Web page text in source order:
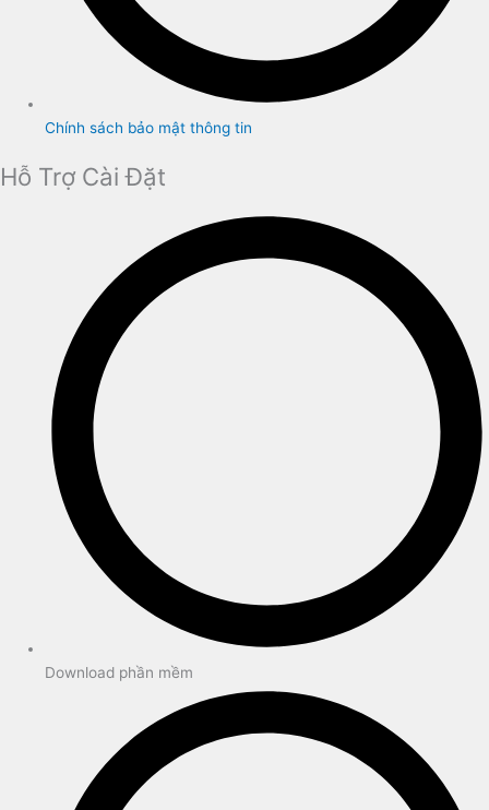
Chính sách bảo mật thông tin
Hỗ Trợ Cài Đặt
Download phần mềm